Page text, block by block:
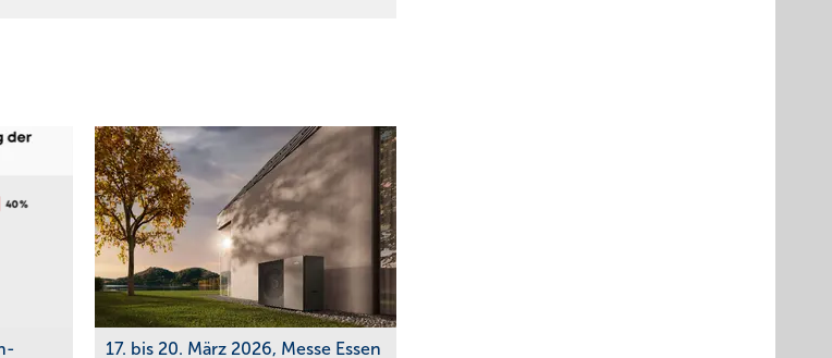
17. bis 20. März 2026, Messe Essen